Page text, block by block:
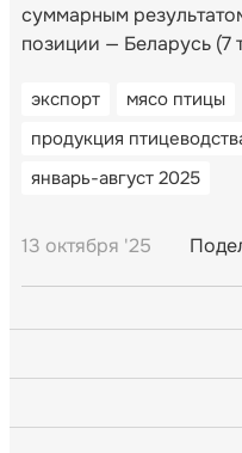
суммарным
позиции — Беларусь (7
экспорт мясо птицы
продукция
январь-август 2025
13 октября '25